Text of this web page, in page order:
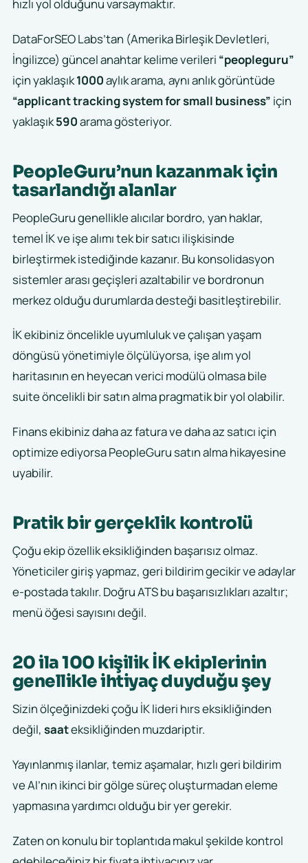
hızlı yol olduğunu varsaymaktır.
DataForSEO Labs’tan (Amerika Birleşik Devletleri,
İngilizce) güncel anahtar kelime verileri “peopleguru”
için yaklaşık1000aylık arama, aynı anlık görüntüde
“applicant tracking system for small business” için
yaklaşık590arama gösteriyor.
PeopleGuru’nun kazanmak için
tasarlandığı alanlar
PeopleGuru genellikle alıcılar bordro, yan haklar,
temel İK ve işe alımı tek bir satıcı ilişkisinde
birleştirmek istediğinde kazanır. Bu konsolidasyon
sistemler arası geçişleri azaltabilir ve bordronun
merkez olduğu durumlarda desteği basitleştirebilir.
İK ekibiniz öncelikle uyumluluk ve çalışan yaşam
döngüsü yönetimiyle ölçülüyorsa, işe alım yol
haritasının en heyecan verici modülü olmasa bile
suite öncelikli bir satın alma pragmatik bir yol olabilir.
Finans ekibiniz daha az fatura ve daha az satıcı için
optimize ediyorsa PeopleGuru satın alma hikayesine
uyabilir.
Pratik bir gerçeklik kontrolü
Çoğu ekip özellik eksikliğinden başarısız olmaz.
Yöneticiler giriş yapmaz, geri bildirim gecikir ve adaylar
e-postada takılır. Doğru ATS bu başarısızlıkları azaltır;
menü öğesi sayısını değil.
20 ila 100 kişilik İK ekiplerinin
genellikle ihtiyaç duyduğu şey
Sizin ölçeğinizdeki çoğu İK lideri hırs eksikliğinden
değil, saateksikliğinden muzdariptir.
Yayınlanmış ilanlar, temiz aşamalar, hızlı geri bildirim
ve AI’nın ikinci bir gölge süreç oluşturmadan eleme
yapmasına yardımcı olduğu bir yer gerekir.
Zaten on konulu bir toplantıda makul şekilde kontrol